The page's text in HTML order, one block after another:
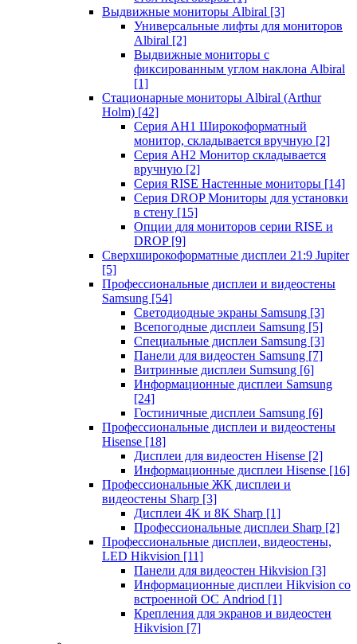
Выдвижные мониторы Albiral [3]
Универсальные лифты для мониторов
Albiral [2]
Выдвижные мониторы с
фиксированным углом наклона Albiral
[1]
Стационарные мониторы Albiral (Arthur
Holm) [42]
Серия AH1 Широкоформатный
монитор, складывается вручную [2]
Серия AH2 Монитор складывается
вручную [2]
Серия RISE Настенные мониторы [14]
Серия DROP Мониторы для установки
в стену [15]
Опции для мониторов серии RISE и
DROP [9]
Сверхширокоформатные дисплеи 21:9 Jupiter
[5]
Профессиональные дисплеи и видеостены
Samsung [54]
Светодиодные экраны Samsung [3]
Всепогодные дисплеи Samsung [5]
Специальные дисплеи Samsung [3]
Панели для видеостен Samsung [7]
Витринные дисплеи Sumsung [6]
Информационные дисплеи Samsung
[24]
Гостиничные дисплеи Samsung [6]
Профессиональные дисплеи и видеостены
Hisense [18]
Дисплеи для видеостен Hisense [2]
Информационные дисплеи Hisense [16]
Профессиональные ЖК дисплеи и
видеостены Sharp [3]
Дисплеи 4K и 8K Sharp [1]
Профессиональные дисплеи Sharp [2]
Профессиональные дисплеи, видеостены,
LED Hikvision [11]
Панели для видеостен Hikvision [3]
Информационные дисплеи Hikvision со
встроенной ОС Andriod [1]
Крепления для экранов и видеостен
Hikvision [7]